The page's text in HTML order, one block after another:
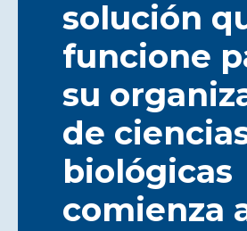
solución
funcione
su
de
biológicas
comienza